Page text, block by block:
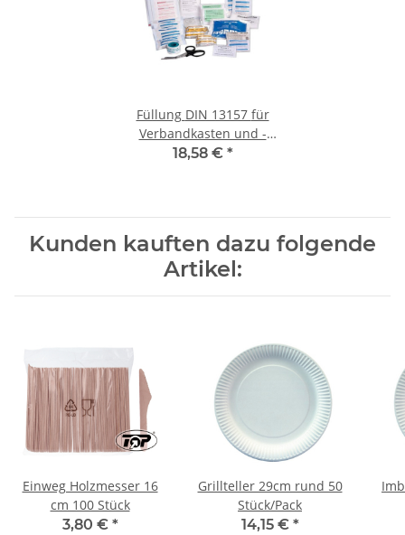
Füllung DIN 13157 für
Verbandkasten und -
schrank / Erste Hilfe Koffer
18,58 € *
Kunden kauften dazu folgende
Artikel:
Einweg Holzmesser 16
cm 100 Stück
3,80 € *
Grillteller 29cm rund 50
Stück/Pack
14,15 € *